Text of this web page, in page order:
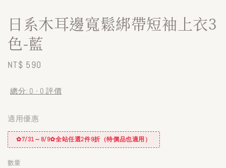
日系木耳邊寬鬆綁帶短袖上衣3
色-藍
Regular
NT$ 590
總分: 0 - 0 評價
適用優惠
✿7/31～8/9✿全站任選2件9折（特價品也適用）
數量